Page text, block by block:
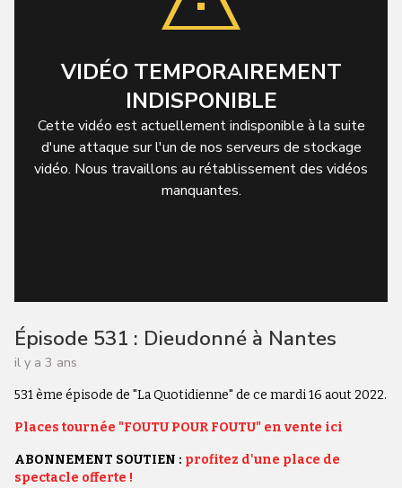
VIDÉO TEMPORAIREMENT
INDISPONIBLE
Cette vidéo est actuellement indisponible à la suite
d'une attaque sur l'un de nos serveurs de stockage
vidéo. Nous travaillons au rétablissement des vidéos
manquantes.
Épisode 531 : Dieudonné à Nantes
il y a 3 ans
531 ème épisode de "La Quotidienne" de ce mardi 16 aout 2022.
Places tournée "FOUTU POUR FOUTU" en vente ici
ABONNEMENT SOUTIEN : profitez d'une place de
spectacle offerte !